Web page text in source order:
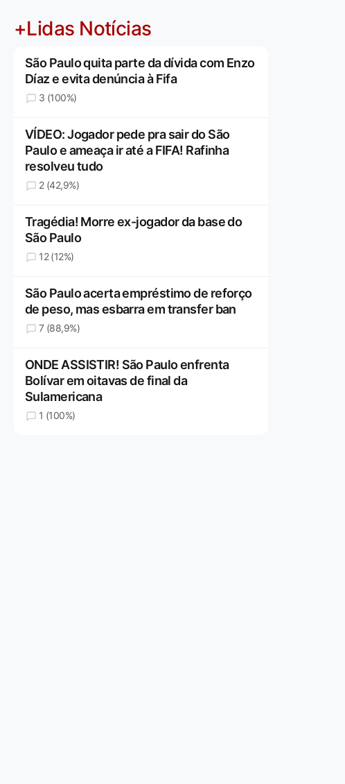
+Lidas Notícias
São Paulo quita parte da dívida com Enzo
Díaz e evita denúncia à Fifa
3 (100%)
VÍDEO: Jogador pede pra sair do São
Paulo e ameaça ir até a FIFA! Rafinha
resolveu tudo
2 (42,9%)
Tragédia! Morre ex-jogador da base do
São Paulo
12 (12%)
São Paulo acerta empréstimo de reforço
de peso, mas esbarra em transfer ban
7 (88,9%)
ONDE ASSISTIR! São Paulo enfrenta
Bolívar em oitavas de final da
Sulamericana
1 (100%)